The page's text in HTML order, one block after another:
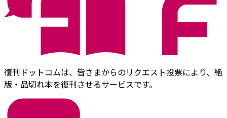
復刊ドットコムは、皆さまからのリクエスト投票により、絶
版・品切れ本を復刊させるサービスです。